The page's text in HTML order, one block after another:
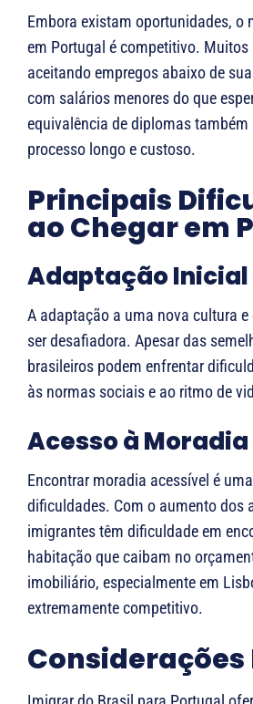
Embora existam oportunidades, o
em Portugal é competitivo.
aceitando empregos abaixo de
com salários menores do que
equivalência de diplomas também
processo longo e custoso​​.
Principais
ao Chegar em
Adaptação Inicial
A adaptação a uma nova cultura
ser desafiadora. Apesar das
brasileiros podem enfrentar
às normas sociais e ao ritmo de
Acesso à Moradia
Encontrar moradia acessível é
dificuldades. Com o aumento dos
imigrantes têm dificuldade em
habitação que caibam no
imobiliário, especialmente em
extremamente competitivo​.
Considerações